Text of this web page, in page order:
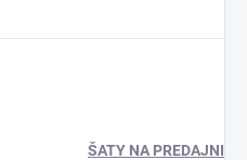
ŠATY NA PREDAJNI